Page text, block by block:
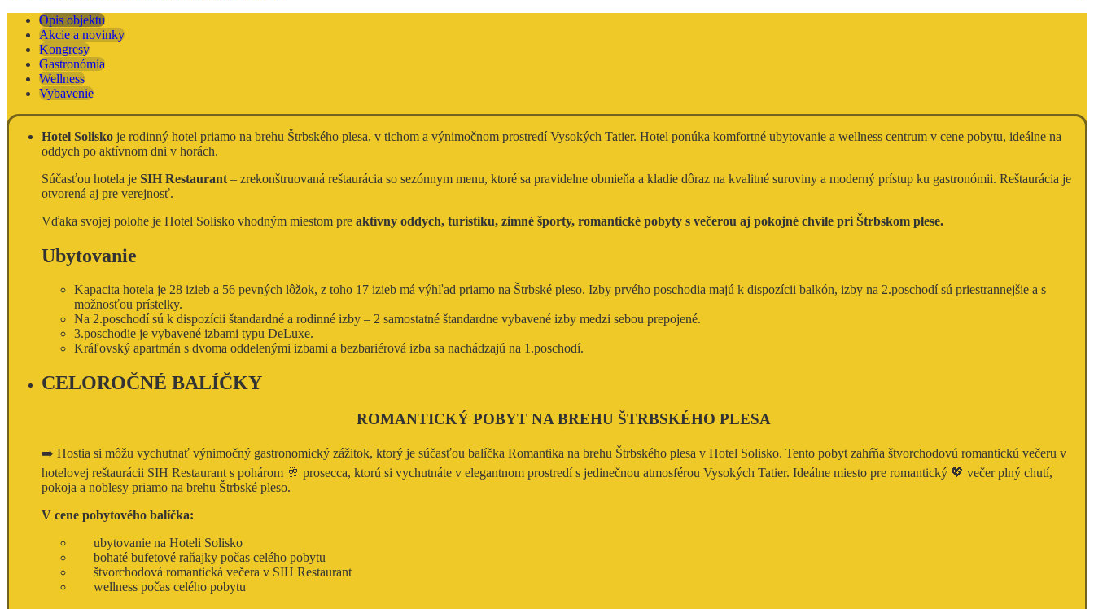
Opis objektu
Akcie a novinky
Kongresy
Gastronómia
Wellness
Vybavenie
Hotel Solisko je rodinný hotel priamo na brehu Štrbského plesa, v tichom a výnimočnom prostredí Vysokých Tatier. Hotel ponúka komfortné ubytovanie a wellness centrum v cene pobytu, ideálne na
oddych po aktívnom dni v horách.
Súčasťou hotela je SIH Restaurant – zrekonštruovaná reštaurácia so sezónnym menu, ktoré sa pravidelne obmieňa a kladie dôraz na kvalitné suroviny a moderný prístup ku gastronómii. Reštaurácia je
otvorená aj pre verejnosť.
Vďaka svojej polohe je Hotel Solisko vhodným miestom pre aktívny oddych, turistiku, zimné športy, romantické pobyty s večerou aj pokojné chvíle pri Štrbskom plese.
Ubytovanie
Kapacita hotela je 28 izieb a 56 pevných lôžok, z toho 17 izieb má výhľad priamo na Štrbské pleso. Izby prvého poschodia majú k dispozícii balkón, izby na 2.poschodí sú priestrannejšie a s
možnosťou prístelky.
Na 2.poschodí sú k dispozícii štandardné a rodinné izby – 2 samostatné štandardne vybavené izby medzi sebou prepojené.
3.poschodie je vybavené izbami typu DeLuxe.
Kráľovský apartmán s dvoma oddelenými izbami a bezbariérová izba sa nachádzajú na 1.poschodí.
CELOROČNÉ BALÍČKY
ROMANTICKÝ POBYT NA BREHU ŠTRBSKÉHO PLESA
➡️ Hostia si môžu vychutnať výnimočný gastronomický zážitok, ktorý je súčasťou balíčka Romantika na brehu Štrbského plesa v Hotel Solisko. Tento pobyt zahŕňa štvorchodovú romantickú večeru v
hotelovej reštaurácii SIH Restaurant s pohárom 🥂 prosecca, ktorú si vychutnáte v elegantnom prostredí s jedinečnou atmosférou Vysokých Tatier. Ideálne miesto pre romantický 💖 večer plný chutí,
pokoja a noblesy priamo na brehu Štrbské pleso.
V cene pobytového balíčka:
ubytovanie na Hoteli Solisko
bohaté bufetové raňajky počas celého pobytu
štvorchodová romantická večera v SIH Restaurant
wellness počas celého pobytu